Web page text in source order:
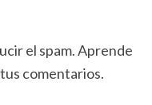
el spam.Aprende
comentarios.